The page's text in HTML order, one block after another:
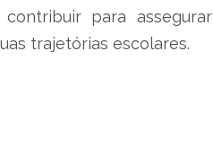
para
trajetórias escolares.